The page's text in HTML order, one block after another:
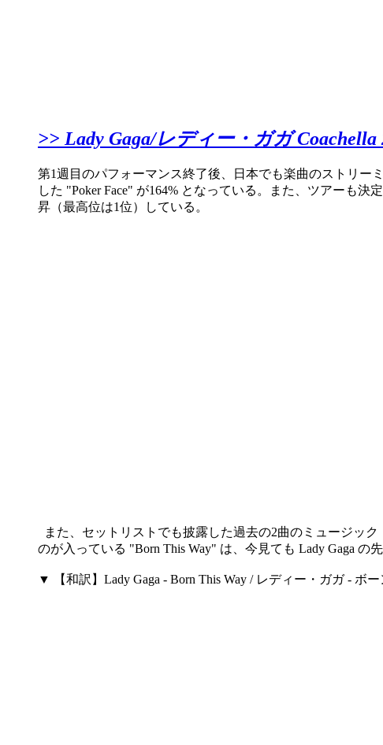
>> ​Lady Gaga/レディー・ガガ
第1週目のパフォーマンス終了後、日本でも楽曲のストリー
した "Poker Face" が164% となっている。また、ツアーも
昇（最高位は1位）している。
また、セットリストでも披露した過去の2曲のミュージッ
のが入っている "Born This Way" は、今見ても Lady Gaga
▼ 【和訳】Lady Gaga - Born This Way / レディー・ガガ - ボ